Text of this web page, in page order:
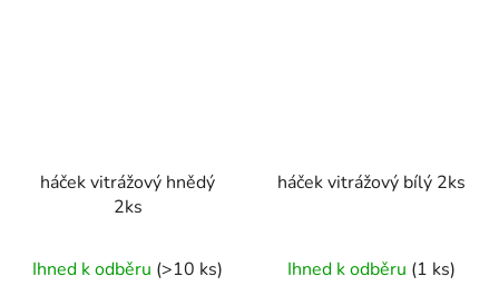
háček vitrážový hnědý
2ks
Ihned k odběru (>10 ks)
háček vitrážový bílý 2ks
Ihned k odběru (1 ks)